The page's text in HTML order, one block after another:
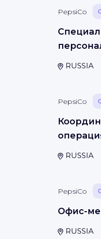
PepsiCo
RUSSIA
PepsiCo
RUSSIA
PepsiCo
Офис-
RUSSIA